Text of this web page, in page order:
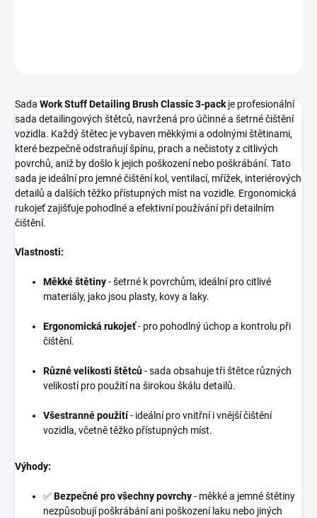
Sada Work Stuff Detailing Brush Classic 3-packje profesionální
sada detailingových štětců, navržená pro účinné a šetrné čištění
vozidla. Každý štětec je vybaven měkkými a odolnými štětinami,
které bezpečně odstraňují špínu, prach a nečistoty z citlivých
povrchů, aniž by došlo k jejich poškození nebo poškrábání. Tato
sada je ideální pro jemné čištění kol, ventilací, mřížek, interiérových
detailů a dalších těžko přístupných míst na vozidle. Ergonomická
rukojeť zajišťuje pohodlné a efektivní používání při detailním
čištění.
Vlastnosti:
Měkké štětiny- šetrné k povrchům, ideální pro citlivé
materiály, jako jsou plasty, kovy a laky.
Ergonomická rukojeť- pro pohodlný úchop a kontrolu při
čištění.
Různé velikosti štětců- sada obsahuje tři štětce různých
velikostí pro použití na širokou škálu detailů.
Všestranné použití- ideální pro vnitřní i vnější čištění
vozidla, včetně těžko přístupných míst.
Výhody:
✅Bezpečné pro všechny povrchy- měkké a jemné štětiny
nezpůsobují poškrábání ani poškození laku nebo jiných